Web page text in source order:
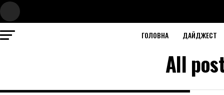
ГОЛОВНА ДАЙДЖЕСТ
All